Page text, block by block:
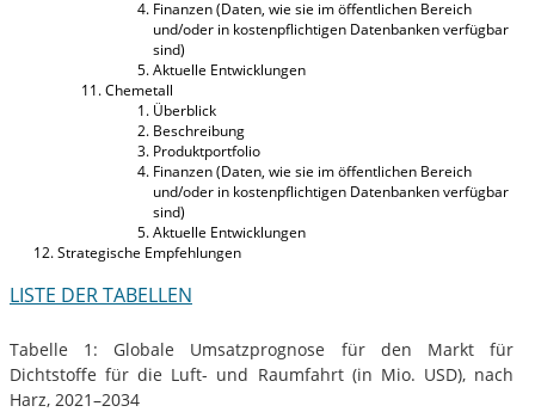
Finanzen (Daten, wie sie im öffentlichen Bereich
und/oder in kostenpflichtigen Datenbanken verfügbar
sind)
Aktuelle Entwicklungen
Chemetall
Überblick
Beschreibung
Produktportfolio
Finanzen (Daten, wie sie im öffentlichen Bereich
und/oder in kostenpflichtigen Datenbanken verfügbar
sind)
Aktuelle Entwicklungen
Strategische Empfehlungen
LISTE DER TABELLEN
Tabelle 1: Globale Umsatzprognose für den Markt für
Dichtstoffe für die Luft- und Raumfahrt (in Mio. USD), nach
Harz, 2021–2034